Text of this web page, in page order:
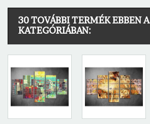
30 TOVÁBBI TERMÉK EBBEN A
KATEGÓRIÁBAN: